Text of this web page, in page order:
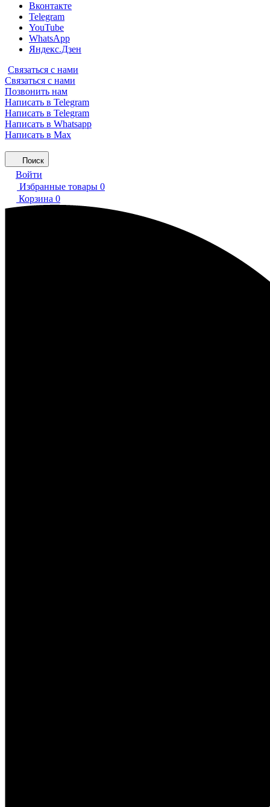
Вконтакте
Telegram
YouTube
WhatsApp
Яндекс.Дзен
Связаться с нами
Связаться с нами
Позвонить нам
Написать в Telegram
Написать в Telegram
Написать в Whatsapp
Написать в Max
Поиск
Войти
Избранные товары 0
Корзина 0